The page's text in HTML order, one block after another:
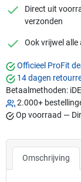
checkmark
Direct uit
verzonden
checkmark
Ook vrijwel
Officieel ProFit
14 dagen
Betaalmethoden:
2.000+
Op voorraad —
Omschrijving